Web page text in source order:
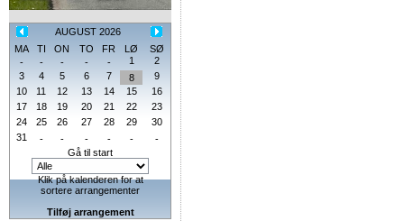
AUGUST 2026
MA
TI ON TO FR LØ
SØ
-
- - - - 1
2
3
4 5 6 7 8
9
10
11 12 13 14 15
16
17
18 19 20 21 22
23
24
25 26 27 28 29
30
31
- - - - -
-
Gå til start
Klik på kalenderen for at
sortere arrangementer
Tilføj arrangement